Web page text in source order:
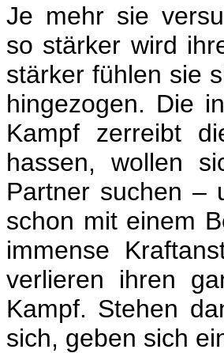
Je mehr sie
so stärker wird
stärker fühlen sie
hingezogen. Die
Kampf zerreibt
hassen, wollen
Partner suchen –
schon mit einem
immense
verlieren ihren
Kampf. Stehen
sich, geben sich